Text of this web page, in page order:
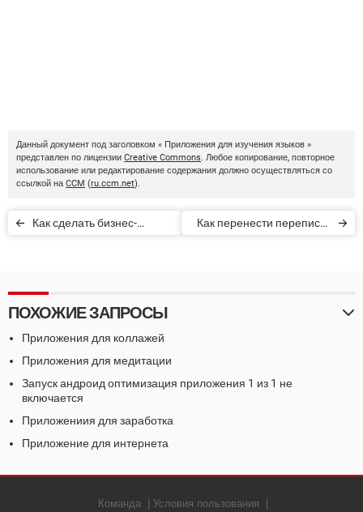
Данный документ под заголовком « Приложения для изучения языков »
представлен по лицензии Creative Commons. Любое копирование, повторное
использование или редактирование содержания должно осуществляться со
ссылкой на CCM (ru.ccm.net).
Как сделать бизнес-
Как перенести переписку
ПОХОЖИЕ ЗАПРОСЫ
Приложения для коллажей
Приложения для медитации
Запуск андроид оптимизация приложения 1 из 1 не
включается
Приложениия для заработка
Приложение для интернета
Команда Условия пользования